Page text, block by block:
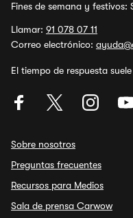
Fines de semana y festivos:
Llamar: 91 078 07 11
Correo electrónico:
El tiempo de respuesta
Sobre nosotros
Preguntas frecuentes
Recursos para Medios
Sala de prensa Carwow